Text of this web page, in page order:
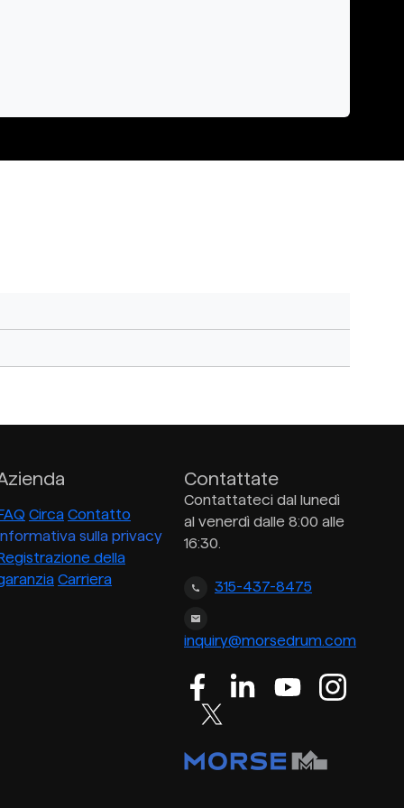
Circa Contatto
sulla privacy
della
Carriera
Contattate
Contattateci dal lunedì
al venerdì dalle 8:00 alle
16:30.
315-437-8475
inquiry@morsedrum.com